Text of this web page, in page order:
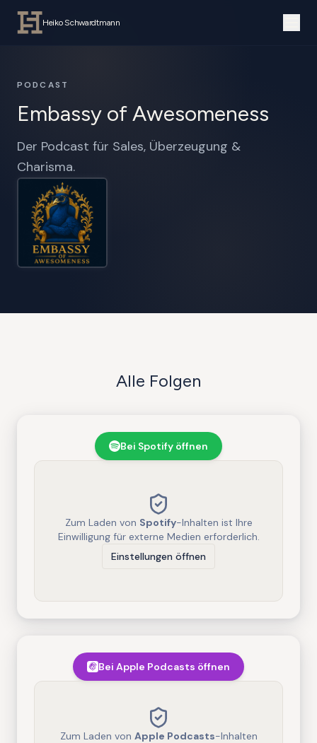
Heiko Schwardtmann
PODCAST
Embassy of Awesomeness
Der Podcast für Sales, Überzeugung &
Charisma.
Alle Folgen
Bei Spotify öffnen
Zum Laden von Spotify-Inhalten ist Ihre
Einwilligung für externe Medien erforderlich.
Einstellungen öffnen
Bei Apple Podcasts öffnen
Zum Laden von Apple Podcasts-Inhalten